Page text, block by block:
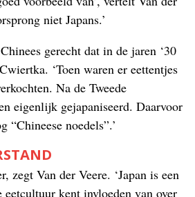
niet Japans.’
gerecht dat in de jaren ‘30
‘Toen waren er eettentjes
Na de Tweede
eigenlijk gejapaniseerd. Daarvoor
“Chineese noedels”.’
zegt Van der Veere. ‘Japan is een
eetcultuur kent invloeden van over